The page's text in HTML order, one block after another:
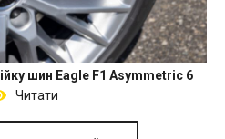
шин Eagle F1 Asymmetric 6
Читати